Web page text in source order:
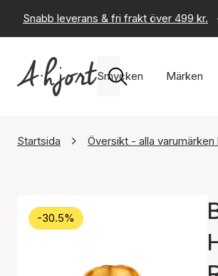
Snabb leverans & fri frakt över 499 kr.
Smycken Märken
Startsida Översikt - alla
-30.5%